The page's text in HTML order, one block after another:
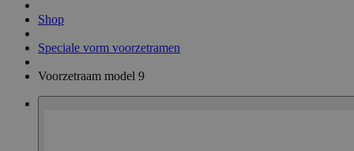
Shop
Speciale vorm voorzetramen
Voorzetraam model 9